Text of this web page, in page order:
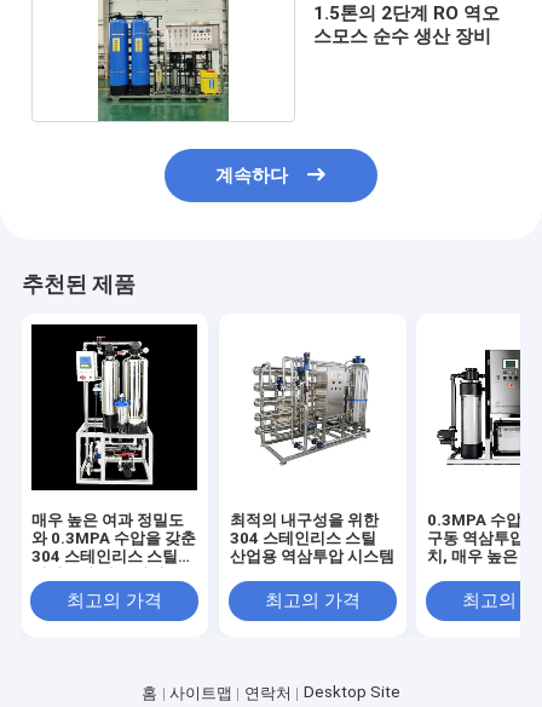
1.5톤의 2단계 RO 역오
스모스 순수 생산 장비
계속하다
추천된 제품
매우 높은 여과 정밀도
와 0.3MPA 수압을 갖춘
304 스테인리스 스틸
최고의 가격
최적의 내구성을 위한
304 스테인리스 스틸
산업용 역삼투압 시스템
최고의 가격
0.3MPA 수압
구동 역삼투압
치, 매우 높은 여
최고의
홈 사이트맵 연락처 Desktop Site